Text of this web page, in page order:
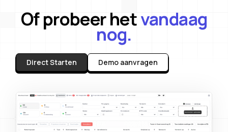
Of probeer hetvandaag
nog.
Direct Starten Demo aanvragen